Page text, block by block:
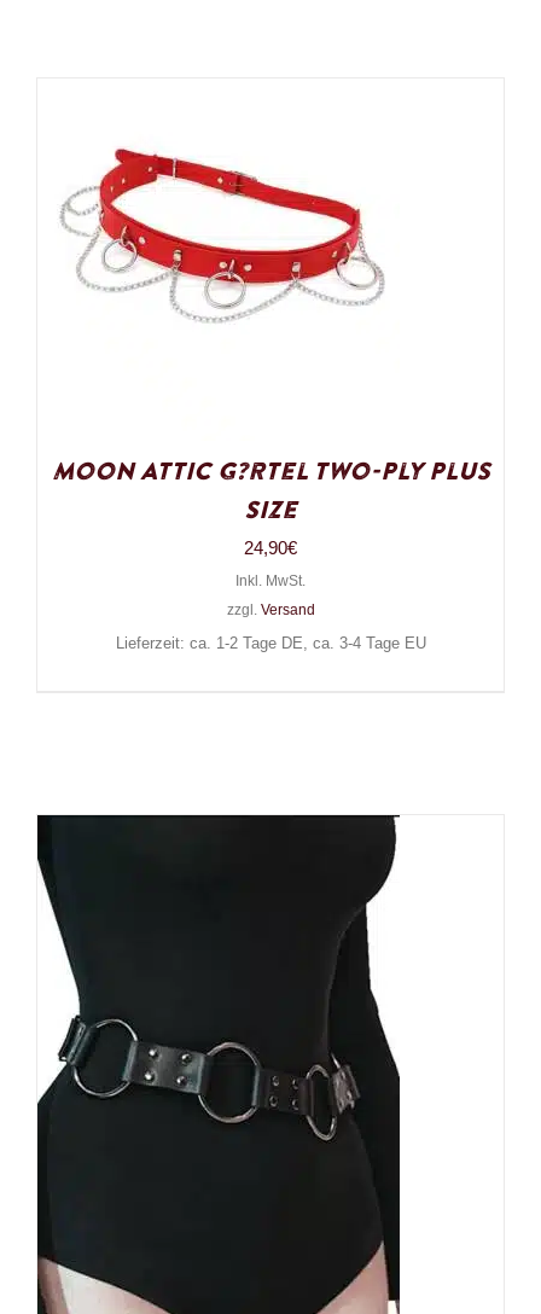
Moon Attic G?rtel Two-Ply Plus
Size
24,90€
Inkl. MwSt.
zzgl. Versand
Lieferzeit: ca. 1-2 Tage DE, ca. 3-4 Tage EU